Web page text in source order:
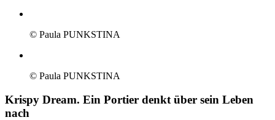
© Paula PUNKSTINA
© Paula PUNKSTINA
Krispy Dream. Ein Portier denkt über sein Leben
nach